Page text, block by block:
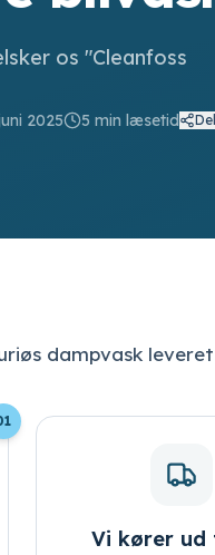
os "Cleanfoss
2025 5 min læsetid Del
dampvask
Vi kører ud